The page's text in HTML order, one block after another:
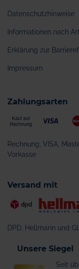
Datenschutzhinweise
Informationen nach
Erklärung zur
Impressum
Zahlungsarten
Rechnung, VISA,
Vorkasse
Versand mit
DPD, Hellmann und
Unsere Siegel
Seit